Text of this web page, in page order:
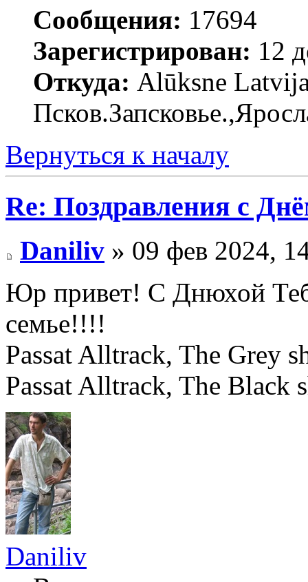
Сообщения: 17694
Зарегистрирован: 12
Откуда: Alūksne
Вернуться к началу
Re: Поздравления с
Daniliv » 09 фев 2024,
Юр привет! С Днюхой
семье!!!!
Passat Alltrack, The Grey
Passat Alltrack, The Black
Daniliv